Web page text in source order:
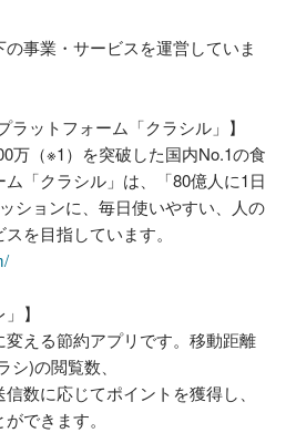
事業・サービスを運営していま
ラットフォーム「クラシル」】
万（※1）を突破した国内No.1の食
「クラシル」は、「80億人に1日
ションに、毎日使いやすい、人の
を目指しています。
】
える節約アプリです。移動距離
)の閲覧数、
数に応じてポイントを獲得し、
できます。